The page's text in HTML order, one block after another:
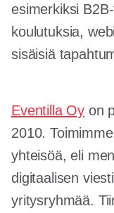
esimerkiksi
koulutuksia,
sisäisiä
Eventilla Oy on
2010.
yhteisöä, eli
digitaalisen
yritysryhmää.